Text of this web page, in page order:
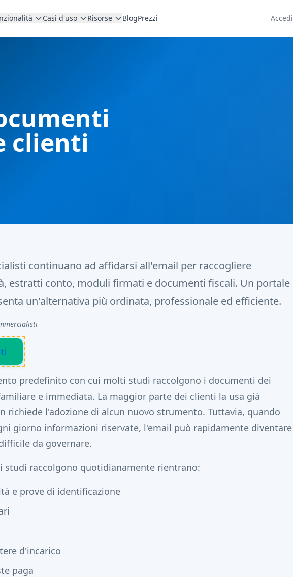
Casi d'uso Risorse BlogPrezzi Accedi
clienti
continuano ad affidarsi all'email per raccogliere
estratti conto, moduli firmati e documenti fiscali. Un portale
un'alternativa più ordinata, professionale ed efficiente.
predefinito con cui molti studi raccolgono i documenti dei
e immediata. La maggior parte dei clienti la usa già
richiede l'adozione di alcun nuovo strumento. Tuttavia, quando
giorno informazioni riservate, l'email può rapidamente diventare
da governare.
studi raccolgono quotidianamente rientrano:
e prove di identificazione
d'incarico
paga